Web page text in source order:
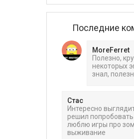
Последние
MoreFerret
Полезно,
некоторых
знал,
Стас
Интересно
решил попробовать
люблю игры про
выживание